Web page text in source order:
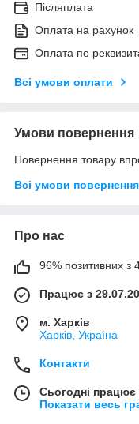
Післяплата
Оплата на рахунок
Оплата по
Всі умови оплати
Умови повернення
Повернення товару
Всі умови повернення
Про нас
96% позитивних з
Працює з
м. Харків
Харків, Україна
Контакти
Сьогодні працює
Показати весь